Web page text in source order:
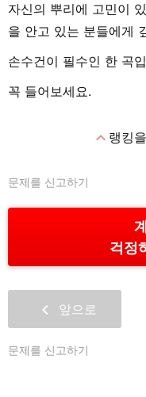
자신의 뿌리에 고민이
을 안고 있는 분들에게
손수건이 필수인 한 곡
꼭 들어보세요.
expand_less랭킹
문제를 신고하기
걱정
chevron_left 앞으로
문제를 신고하기